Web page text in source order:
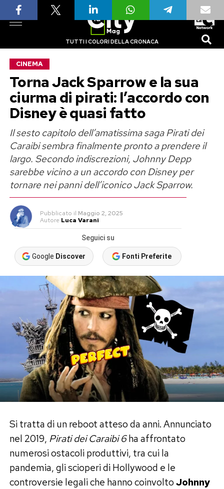
TUTTI I COLORI DELLA CRONACA
CINEMA
Torna Jack Sparrow e la sua
ciurma di pirati: l’accordo con
Disney è quasi fatto
Il sesto capitolo dell’amatissima saga Pirati dei
Caraibi sembra finalmente pronto a prendere il
largo. Secondo indiscrezioni, Johnny Depp
sarebbe vicino a un accordo con Disney per
tornare nei panni dell’iconico Jack Sparrow.
Pubblicato il Maggio 2, 2025
Autore Luca Varani
Seguici su
Google Discover Fonti Preferite
Si tratta di un reboot atteso da anni. Annunciato
nel 2019, Pirati dei Caraibi 6ha affrontato
numerosi ostacoli produttivi, tra cui la
pandemia, gli scioperi di Hollywood e le
controversie legali che hanno coinvoltoJohnny